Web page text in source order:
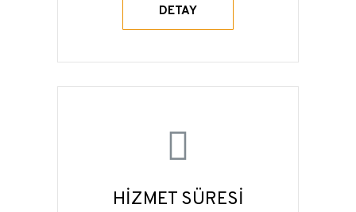
DETAY
HİZMET SÜRESİ